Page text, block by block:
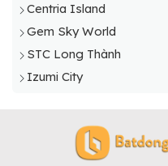
Centria Island
Gem Sky World
STC Long Thành
Izumi City